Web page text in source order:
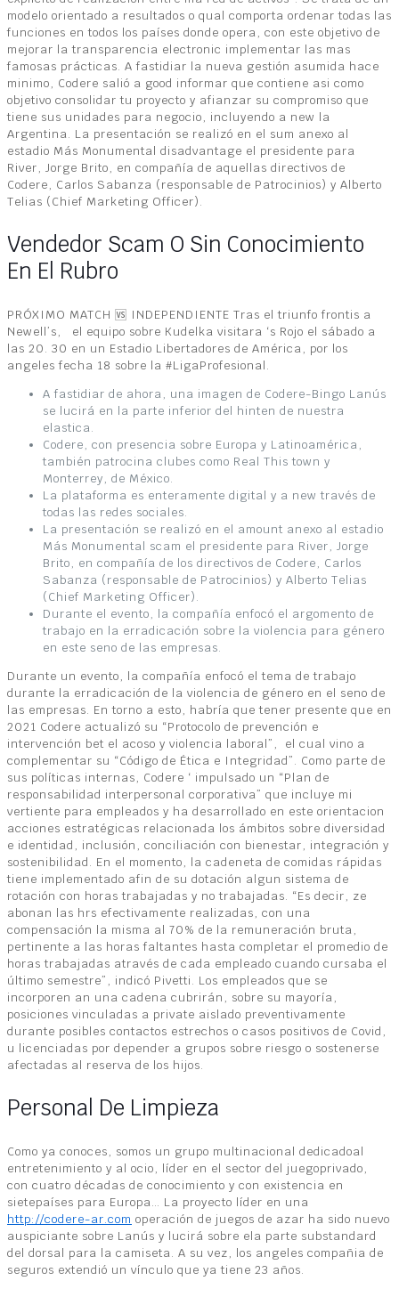
modelo orientado a resultados o qual comporta ordenar todas las
funciones en todos los países donde opera, con este objetivo de
mejorar la transparencia electronic implementar las mas
famosas prácticas. A fastidiar la nueva gestión asumida hace
minimo, Codere salió a good informar que contiene asi como
objetivo consolidar tu proyecto y afianzar su compromiso que
tiene sus unidades para negocio, incluyendo a new la
Argentina. La presentación se realizó en el sum anexo al
estadio Más Monumental disadvantage el presidente para
River, Jorge Brito, en compañía de aquellas directivos de
Codere, Carlos Sabanza (responsable de Patrocinios) y Alberto
Telias (Chief Marketing Officer).
Vendedor Scam O Sin Conocimiento
En El Rubro
PRÓXIMO MATCH 🆚️ INDEPENDIENTE Tras el triunfo frontis a
Newell’s, el equipo sobre Kudelka visitara ‘s Rojo el sábado a
las 20. 30 en un Estadio Libertadores de América, por los
angeles fecha 18 sobre la #LigaProfesional.
A fastidiar de ahora, una imagen de Codere-Bingo Lanús
se lucirá en la parte inferior del hinten de nuestra
elastica.
Codere, con presencia sobre Europa y Latinoamérica,
también patrocina clubes como Real This town y
Monterrey, de México.
La plataforma es enteramente digital y a new través de
todas las redes sociales.
La presentación se realizó en el amount anexo al estadio
Más Monumental scam el presidente para River, Jorge
Brito, en compañía de los directivos de Codere, Carlos
Sabanza (responsable de Patrocinios) y Alberto Telias
(Chief Marketing Officer).
Durante el evento, la compañía enfocó el argomento de
trabajo en la erradicación sobre la violencia para género
en este seno de las empresas.
Durante un evento, la compañía enfocó el tema de trabajo
durante la erradicación de la violencia de género en el seno de
las empresas. En torno a esto, habría que tener presente que en
2021 Codere actualizó su “Protocolo de prevención e
intervención bet el acoso y violencia laboral”, el cual vino a
complementar su “Código de Ética e Integridad”. Como parte de
sus políticas internas, Codere ‘ impulsado un “Plan de
responsabilidad interpersonal corporativa” que incluye mi
vertiente para empleados y ha desarrollado en este orientacion
acciones estratégicas relacionada los ámbitos sobre diversidad
e identidad, inclusión, conciliación con bienestar, integración y
sostenibilidad. En el momento, la cadeneta de comidas rápidas
tiene implementado afin de su dotación algun sistema de
rotación con horas trabajadas y no trabajadas. “Es decir, ze
abonan las hrs efectivamente realizadas, con una
compensación la misma al 70% de la remuneración bruta,
pertinente a las horas faltantes hasta completar el promedio de
horas trabajadas através de cada empleado cuando cursaba el
último semestre”, indicó Pivetti. Los empleados que se
incorporen an una cadena cubrirán, sobre su mayoría,
posiciones vinculadas a private aislado preventivamente
durante posibles contactos estrechos o casos positivos de Covid,
u licenciadas por depender a grupos sobre riesgo o sostenerse
afectadas al reserva de los hijos.
Personal De Limpieza
Como ya conoces, somos un grupo multinacional dedicadoal
entretenimiento y al ocio, líder en el sector del juegoprivado,
con cuatro décadas de conocimiento y con existencia en
sietepaíses para Europa… La proyecto líder en una
http://codere-ar.com operación de juegos de azar ha sido nuevo
auspiciante sobre Lanús y lucirá sobre ela parte substandard
del dorsal para la camiseta. A su vez, los angeles compañia de
seguros extendió un vínculo que ya tiene 23 años.